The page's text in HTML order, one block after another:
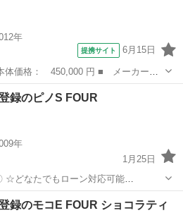
年
提携サイト 6月15日
■ グレード名： Ｘ ＦＯＵＲ プ
ー 社外ＣＤオーディオ 社外アルミ
録のピノS FOUR
年
1月25日
や自営業の方 ２、パートを
３、自己破産等をされた方やローンが
車両
録のモコE FOUR ショコラティ